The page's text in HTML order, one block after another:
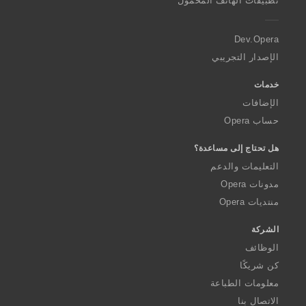
a
Dev.Opera
الإصدار التجريبي
خدمات
الإضافات
حساب Opera
هل تحتاج إلى مساعدة؟
التعليمات والدعم
مدونات Opera
منتديات Opera
الشركة
الوظائف
كن شريكًا
معلومات الطباعة
الاتصال بنا